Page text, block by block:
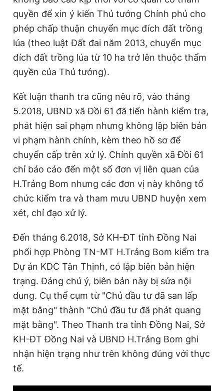
quyền để xin ý kiến Thủ tướng Chính phủ cho
phép chấp thuận chuyển mục đích đất trồng
lúa (theo luật Đất đai năm 2013, chuyển mục
đích đất trồng lúa từ 10 ha trở lên thuộc thẩm
quyền của Thủ tướng).
Kết luận thanh tra cũng nêu rõ, vào tháng
5.2018, UBND xã Đồi 61 đã tiến hành kiểm tra,
phát hiện sai phạm nhưng không lập biên bản
vi phạm hành chính, kèm theo hồ sơ để
chuyển cấp trên xử lý. Chính quyền xã Đồi 61
chỉ báo cáo đến một số đơn vị liên quan của
H.Trảng Bom nhưng các đơn vị này không tổ
chức kiểm tra và tham mưu UBND huyện xem
xét, chỉ đạo xử lý.
Đến tháng 6.2018, Sở KH-ĐT tỉnh Đồng Nai
phối hợp Phòng TN-MT H.Trảng Bom kiểm tra
Dự án KDC Tân Thịnh, có lập biên bản hiện
trạng. Đáng chú ý, biên bản này bị sửa nội
dung. Cụ thể cụm từ "Chủ đầu tư đã san lấp
mặt bằng" thành "Chủ đầu tư đã phát quang
mặt bằng". Theo Thanh tra tỉnh Đồng Nai, Sở
KH-ĐT Đồng Nai và UBND H.Trảng Bom ghi
nhận hiện trạng như trên không đúng với thực
tế.